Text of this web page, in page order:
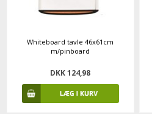
Whiteboard tavle 46x61cm
m/pinboard
DKK 124,98